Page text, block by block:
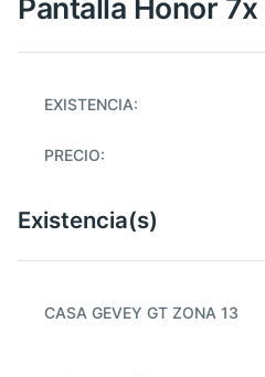
Pantalla Honor
EXISTENCIA:
PRECIO:
Existencia(s)
CASA GEVEY GT ZONA 13